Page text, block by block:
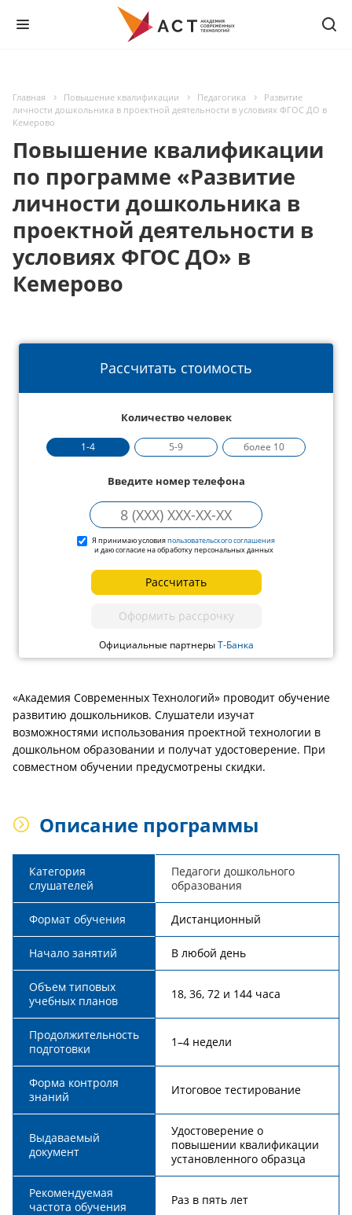
Главная Повышение квалификации Педагогика
Развитие
личности дошкольника в проектной деятельности в условиях ФГОС ДО в
Кемерово
Повышение квалификации
по программе «Развитие
личности дошкольника в
проектной деятельности в
условиях ФГОС ДО» в
Кемерово
Рассчитать стоимость
Количество человек
1-4 5-9 более 10
Введите номер телефона
Я принимаю условияпользовательского соглашения
и даю согласие на обработку персональных данных
Рассчитать
Оформить рассрочку
Официальные партнерыТ-Банка
«Академия Современных Технологий» проводит обучение
развитию дошкольников. Слушатели изучат
возможностями использования проектной технологии в
дошкольном образовании и получат удостоверение. При
совместном обучении предусмотрены скидки.
Описание программы
Категория
слушателей
Педагоги дошкольного
образования
Формат обучения Дистанционный
Начало занятий В любой день
Объем типовых
учебных планов
18, 36, 72 и 144 часа
Продолжительность
подготовки
1–4 недели
Форма контроля
знаний
Итоговое тестирование
Выдаваемый
документ
Удостоверение о
повышении квалификации
установленного образца
Рекомендуемая
частота обучения
Раз в пять лет